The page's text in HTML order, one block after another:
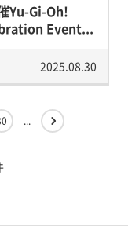
Yu-Gi-Oh!
Event...
2025.08.30
...